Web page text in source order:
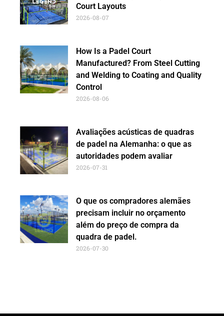
Court Layouts
2026-08-07
How Is a Padel Court
Manufactured? From Steel Cutting
and Welding to Coating and Quality
Control
2026-08-06
Avaliações acústicas de quadras
de padel na Alemanha: o que as
autoridades podem avaliar
2026-07-31
O que os compradores alemães
precisam incluir no orçamento
além do preço de compra da
quadra de padel.
2026-07-30